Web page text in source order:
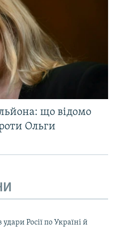
що відомо
Ольги
Росії по Україні й